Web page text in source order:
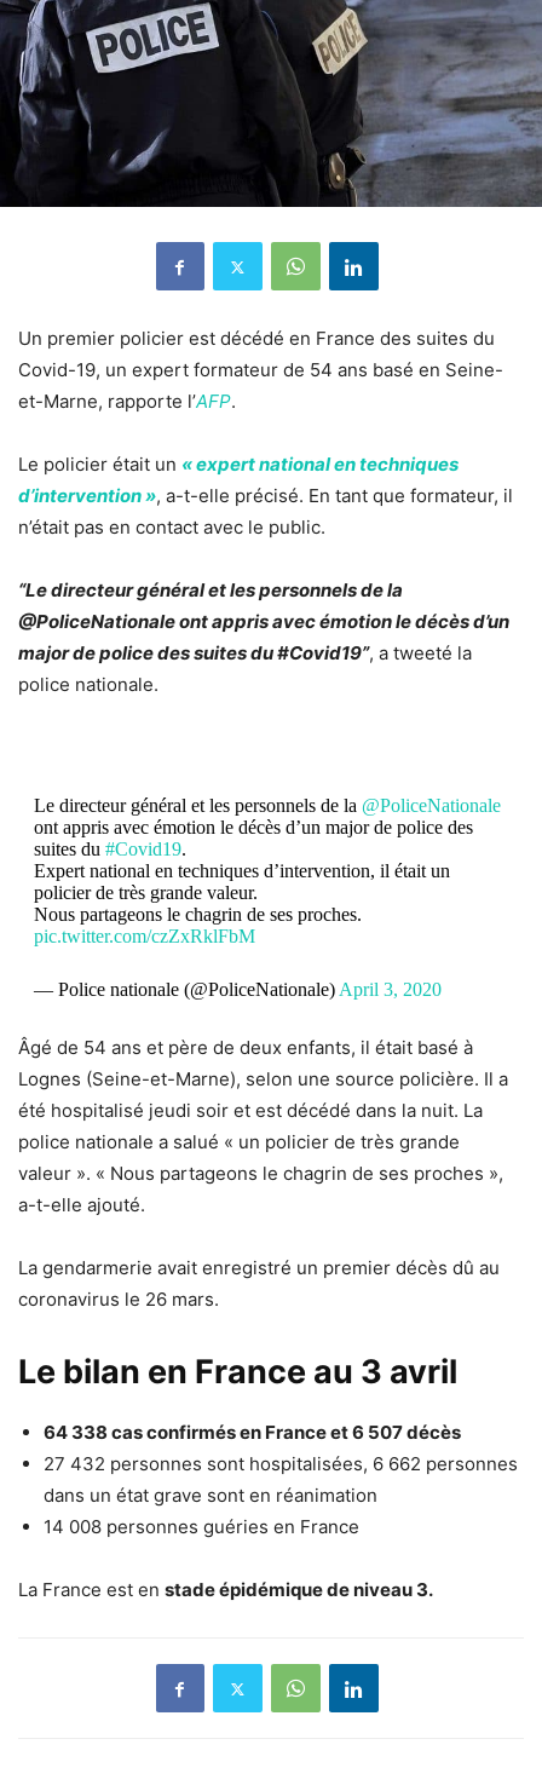
Un premier policier est décédé en France des suites du
Covid-19, un expert formateur de 54 ans basé en Seine-
et-Marne, rapporte l’AFP.
Le policier était un « expert national en techniques
d’intervention », a-t-elle précisé. En tant que formateur, il
n’était pas en contact avec le public.
“Le directeur général et les personnels de la
@PoliceNationale ont appris avec émotion le décès d’un
major de police des suites du #Covid19”, a tweeté la
police nationale.
Le directeur général et les personnels de la @PoliceNationale
ont appris avec émotion le décès d’un major de police des
suites du #Covid19.
Expert national en techniques d’intervention, il était un
policier de très grande valeur.
Nous partageons le chagrin de ses proches.
pic.twitter.com/czZxRklFbM
— Police nationale (@PoliceNationale) April 3, 2020
Âgé de 54 ans et père de deux enfants, il était basé à
Lognes (Seine-et-Marne), selon une source policière. Il a
été hospitalisé jeudi soir et est décédé dans la nuit. La
police nationale a salué « un policier de très grande
valeur ». « Nous partageons le chagrin de ses proches »,
a-t-elle ajouté.
La gendarmerie avait enregistré un premier décès dû au
coronavirus le 26 mars.
Le bilan en France au 3 avril
64 338 cas confirmés en France et 6 507 décès
27 432 personnes sont hospitalisées, 6 662 personnes
dans un état grave sont en réanimation
14 008 personnes guéries en France
La France est en stade épidémique de niveau 3.